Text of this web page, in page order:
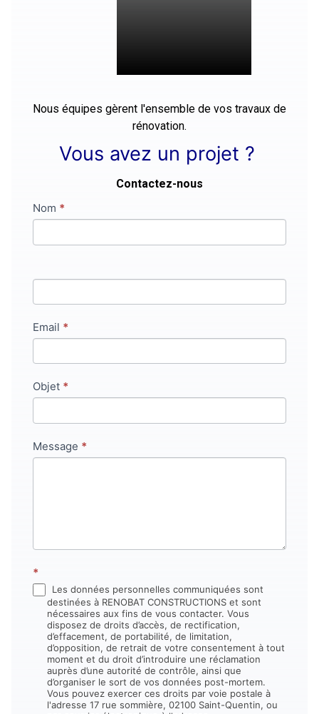
Nous équipes gèrent l'ensemble de vos travaux de
rénovation.
Vous avez un projet ?
Contactez-nous
Contact
Nom *
Email *
Objet *
Message *
*
Les données personnelles communiquées sont
destinées à RENOBAT CONSTRUCTIONS et sont
nécessaires aux fins de vous contacter. Vous
disposez de droits d’accès, de rectification,
d’effacement, de portabilité, de limitation,
d’opposition, de retrait de votre consentement à tout
moment et du droit d’introduire une réclamation
auprès d’une autorité de contrôle, ainsi que
d’organiser le sort de vos données post-mortem.
Vous pouvez exercer ces droits par voie postale à
l'adresse 17 rue sommière, 02100 Saint-Quentin, ou
Si
vous
êtes
humain,
pas
champ.